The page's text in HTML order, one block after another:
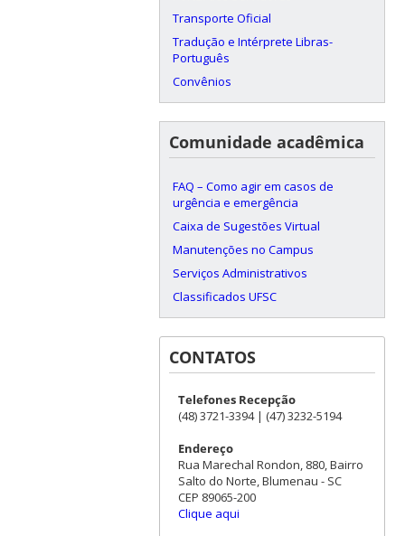
Transporte Oficial
Tradução e Intérprete Libras-
Português
Convênios
Comunidade acadêmica
FAQ – Como agir em casos de
urgência e emergência
Caixa de Sugestões Virtual
Manutenções no Campus
Serviços Administrativos
Classificados UFSC
CONTATOS
Telefones Recepção
(48) 3721-3394 | (47) 3232-5194
Endereço
Rua Marechal Rondon, 880, Bairro
Salto do Norte, Blumenau - SC
CEP 89065-200
Clique aqui